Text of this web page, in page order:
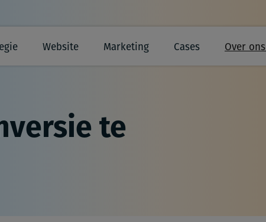
Website Marketing Cases Over ons
te